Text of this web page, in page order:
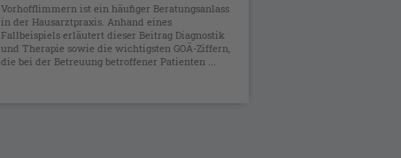
Vorhofflimmern ist ein häufiger Beratungsanlass
in der Hausarztpraxis. Anhand eines
Fallbeispiels erläutert dieser Beitrag Diagnostik
und Therapie sowie die wichtigsten GOÄ-Ziffern,
die bei der Betreuung betroffener Patienten ...